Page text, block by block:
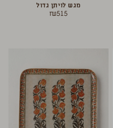
מגש לויתן גדול
₪515